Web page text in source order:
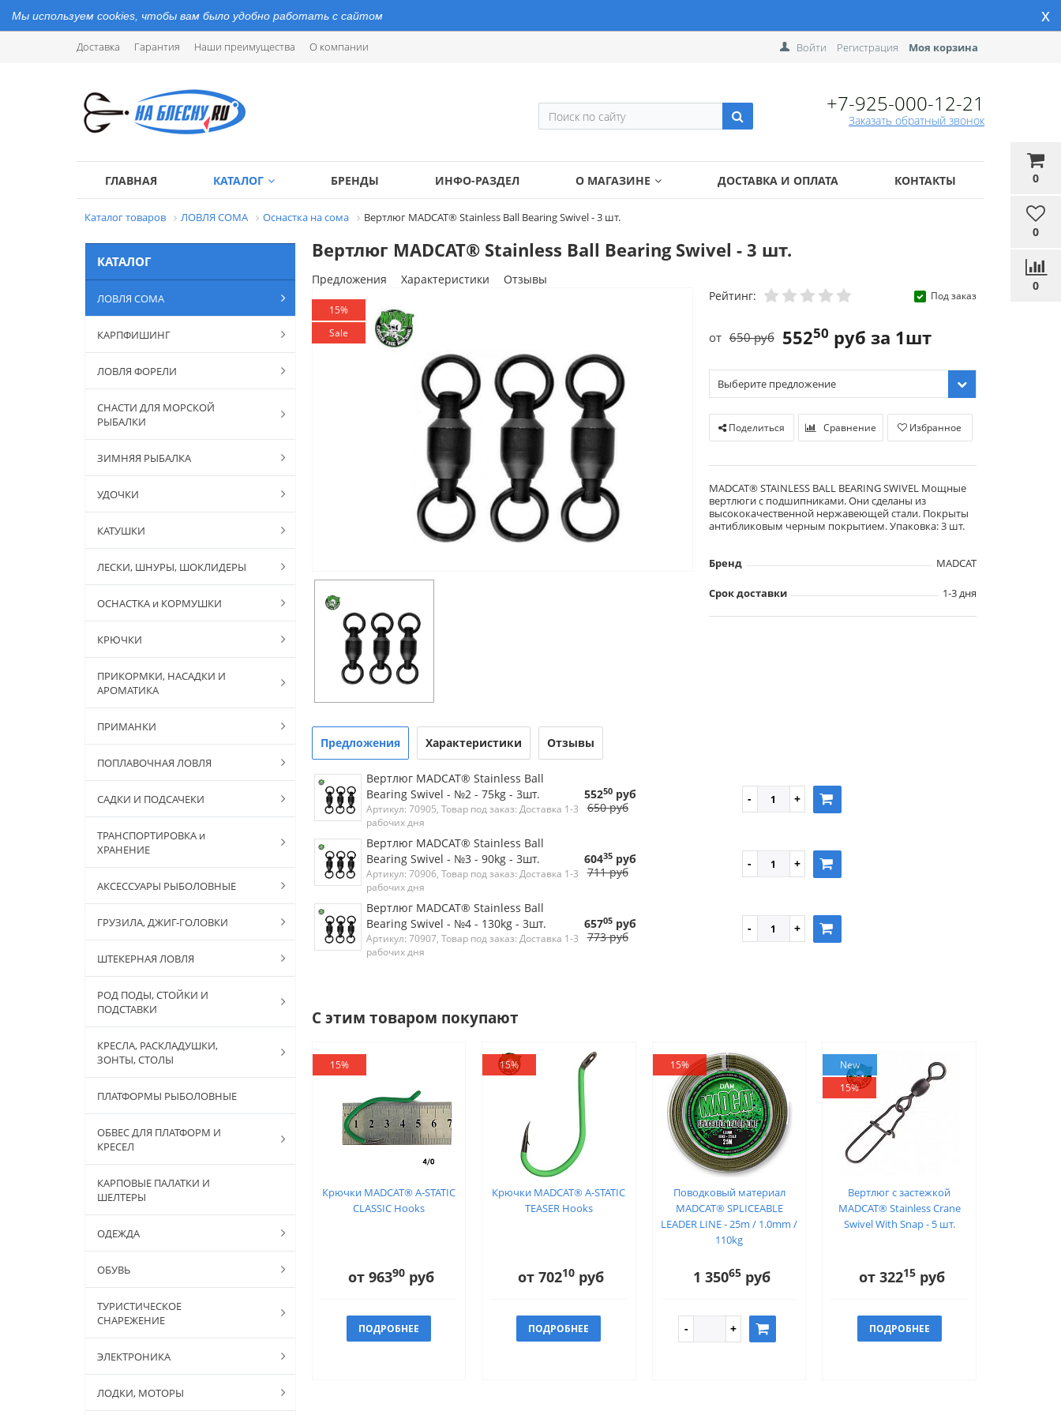
Мы используем cookies, чтобы вам было удобно работать с сайтом x
Доставка Гарантия Наши преимущества О компании
0
0
0
Войти Регистрация Моя корзина
+7-925-000-12-21
Заказать обратный звонок
ГЛАВНАЯ КАТАЛОГ БРЕНДЫ ИНФО-РАЗДЕЛ О МАГАЗИНЕ ДОСТАВКА И ОПЛАТА КОНТАКТЫ
Каталог товаров ЛОВЛЯ СОМА Оснастка на сома Вертлюг MADCAT® Stainless Ball Bearing Swivel - 3 шт.
КАТАЛОГ
ЛОВЛЯ СОМА
КАРПФИШИНГ
ЛОВЛЯ ФОРЕЛИ
СНАСТИ ДЛЯ МОРСКОЙ
РЫБАЛКИ
ЗИМНЯЯ РЫБАЛКА
УДОЧКИ
КАТУШКИ
ЛЕСКИ, ШНУРЫ, ШОКЛИДЕРЫ
ОСНАСТКА и КОРМУШКИ
КРЮЧКИ
ПРИКОРМКИ, НАСАДКИ И
АРОМАТИКА
ПРИМАНКИ
ПОПЛАВОЧНАЯ ЛОВЛЯ
САДКИ И ПОДСАЧЕКИ
ТРАНСПОРТИРОВКА и
ХРАНЕНИЕ
АКСЕССУАРЫ РЫБОЛОВНЫЕ
ГРУЗИЛА, ДЖИГ-ГОЛОВКИ
ШТЕКЕРНАЯ ЛОВЛЯ
РОД ПОДЫ, СТОЙКИ И
ПОДСТАВКИ
КРЕСЛА, РАСКЛАДУШКИ,
ЗОНТЫ, СТОЛЫ
ПЛАТФОРМЫ РЫБОЛОВНЫЕ
ОБВЕС ДЛЯ ПЛАТФОРМ И
КРЕСЕЛ
КАРПОВЫЕ ПАЛАТКИ И
ШЕЛТЕРЫ
ОДЕЖДА
ОБУВЬ
ТУРИСТИЧЕСКОЕ
СНАРЕЖЕНИЕ
ЭЛЕКТРОНИКА
ЛОДКИ, МОТОРЫ
Вертлюг MADCAT® Stainless Ball Bearing Swivel - 3 шт.
Предложения Характеристики Отзывы
15%
Sale
Рейтинг: Под заказ
55250 руб за 1шт
650 руб
от
Выберите предложение
Поделиться Сравнение Избранное
MADCAT® STAINLESS BALL BEARING SWIVEL Мощные
вертлюги с подшипниками. Они сделаны из
высококачественной нержавеющей стали. Покрыты
антибликовым черным покрытием. Упаковка: 3 шт.
Бренд MADCAT
Срок доставки 1-3 дня
Предложения Характеристики Отзывы
Вертлюг MADCAT® Stainless Ball
Bearing Swivel - №2 - 75kg - 3шт.
Артикул: 70905, Товар под заказ: Доставка 1-3
рабочих дня
55250руб
650 руб
Вертлюг MADCAT® Stainless Ball
Bearing Swivel - №3 - 90kg - 3шт.
Артикул: 70906, Товар под заказ: Доставка 1-3
рабочих дня
60435руб
711 руб
Вертлюг MADCAT® Stainless Ball
Bearing Swivel - №4 - 130kg - 3шт.
Артикул: 70907, Товар под заказ: Доставка 1-3
рабочих дня
65705руб
773 руб
С этим товаром покупают
15%
Крючки MADCAT® A-STATIC
CLASSIC Hooks
от 96390руб
ПОДРОБНЕЕ
15%
Крючки MADCAT® A-STATIC
TEASER Hooks
от 70210 руб
ПОДРОБНЕЕ
15%
Поводковый материал
MADCAT® SPLICEABLE
LEADER LINE - 25m / 1.0mm /
110kg
1 35065руб
New
15%
Вертлюг с застежкой
MADCAT® Stainless Crane
Swivel With Snap - 5 шт.
от 32215руб
ПОДРОБНЕЕ